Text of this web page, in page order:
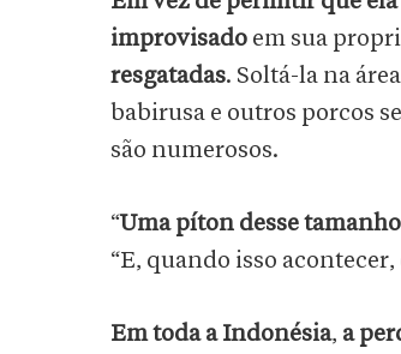
improvisado em sua
resgatadas. Soltá-la na
babirusa e outros porcos
são numerosos.
“Uma píton desse
“E, quando isso
Em toda a Indonésia, a